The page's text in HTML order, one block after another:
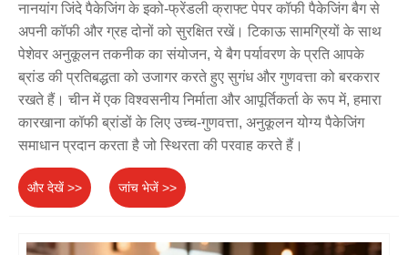
नानयांग जिंदे पैकेजिंग के इको-फ्रेंडली क्राफ्ट पेपर कॉफी पैकेजिंग बैग से
अपनी कॉफी और ग्रह दोनों को सुरक्षित रखें। टिकाऊ सामग्रियों के साथ
पेशेवर अनुकूलन तकनीक का संयोजन, ये बैग पर्यावरण के प्रति आपके
ब्रांड की प्रतिबद्धता को उजागर करते हुए सुगंध और गुणवत्ता को बरकरार
रखते हैं। चीन में एक विश्वसनीय निर्माता और आपूर्तिकर्ता के रूप में, हमारा
कारखाना कॉफी ब्रांडों के लिए उच्च-गुणवत्ता, अनुकूलन योग्य पैकेजिंग
समाधान प्रदान करता है जो स्थिरता की परवाह करते हैं।
और देखें >> जांच भेजें >>